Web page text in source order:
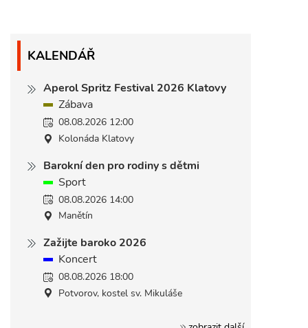
KALENDÁŘ
Aperol Spritz Festival 2026 Klatovy
Zábava
08.08.2026 12:00
Kolonáda Klatovy
Barokní den pro rodiny s dětmi
Sport
08.08.2026 14:00
Manětín
Zažijte baroko 2026
Koncert
08.08.2026 18:00
Potvorov, kostel sv. Mikuláše